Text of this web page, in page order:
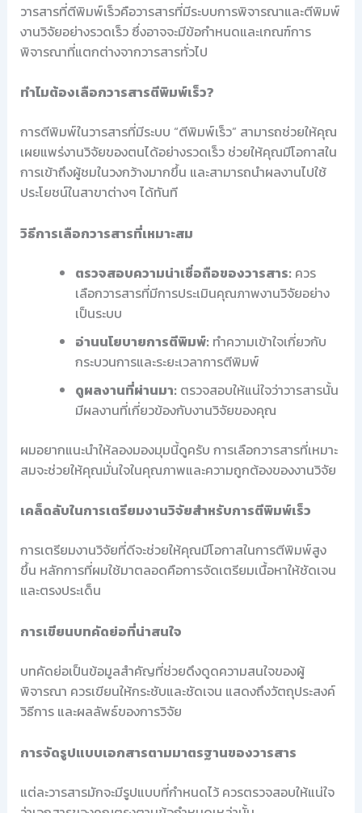
วารสารที่ตีพิมพ์เร็วคือวารสารที่มีระบบการพิจารณาและตีพิมพ์
งานวิจัยอย่างรวดเร็ว ซึ่งอาจจะมีข้อกำหนดและเกณฑ์การ
พิจารณาที่แตกต่างจากวารสารทั่วไป
ทำไมต้องเลือกวารสารตีพิมพ์เร็ว?
การตีพิมพ์ในวารสารที่มีระบบ “ตีพิมพ์เร็ว” สามารถช่วยให้คุณ
เผยแพร่งานวิจัยของตนได้อย่างรวดเร็ว ช่วยให้คุณมีโอกาสใน
การเข้าถึงผู้ชมในวงกว้างมากขึ้น และสามารถนำผลงานไปใช้
ประโยชน์ในสาขาต่างๆ ได้ทันที
วิธีการเลือกวารสารที่เหมาะสม
ตรวจสอบความน่าเชื่อถือของวารสาร: ควร
เลือกวารสารที่มีการประเมินคุณภาพงานวิจัยอย่าง
เป็นระบบ
อ่านนโยบายการตีพิมพ์: ทำความเข้าใจเกี่ยวกับ
กระบวนการและระยะเวลาการตีพิมพ์
ดูผลงานที่ผ่านมา: ตรวจสอบให้แน่ใจว่าวารสารนั้น
มีผลงานที่เกี่ยวข้องกับงานวิจัยของคุณ
ผมอยากแนะนำให้ลองมองมุมนี้ดูครับ การเลือกวารสารที่เหมาะ
สมจะช่วยให้คุณมั่นใจในคุณภาพและความถูกต้องของงานวิจัย
เคล็ดลับในการเตรียมงานวิจัยสำหรับการตีพิมพ์เร็ว
การเตรียมงานวิจัยที่ดีจะช่วยให้คุณมีโอกาสในการตีพิมพ์สูง
ขึ้น หลักการที่ผมใช้มาตลอดคือการจัดเตรียมเนื้อหาให้ชัดเจน
และตรงประเด็น
การเขียนบทคัดย่อที่น่าสนใจ
บทคัดย่อเป็นข้อมูลสำคัญที่ช่วยดึงดูดความสนใจของผู้
พิจารณา ควรเขียนให้กระชับและชัดเจน แสดงถึงวัตถุประสงค์
วิธีการ และผลลัพธ์ของการวิจัย
การจัดรูปแบบเอกสารตามมาตรฐานของวารสาร
แต่ละวารสารมักจะมีรูปแบบที่กำหนดไว้ ควรตรวจสอบให้แน่ใจ